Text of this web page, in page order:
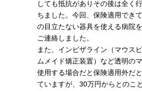
しても抵抗がありその後は全く
ちました。今回、保険適用でき
の目立たない器具を使える病院
ご連絡しました。
また、インビザライン（マウス
ムメイド矯正装置）など透明の
使用する場合だと保険適用外だ
ていますが、30万円からとのこ